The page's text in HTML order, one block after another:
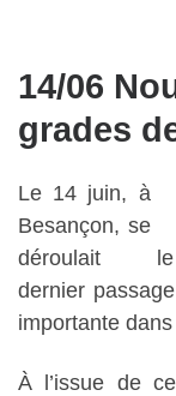
14/06
grades
Le 14 juin, à
Besançon, se
déroulait le
dernier
importante
À l’issue de